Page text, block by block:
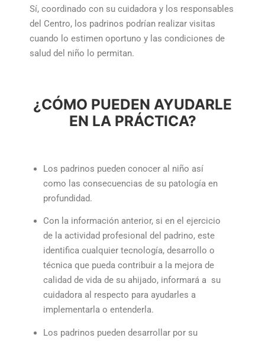
Sí, coordinado con su cuidadora y los responsables
del Centro, los padrinos podrían realizar visitas
cuando lo estimen oportuno y las condiciones de
salud del niño lo permitan.
¿CÓMO PUEDEN AYUDARLE
EN LA PRÁCTICA?
Los padrinos pueden conocer al niño así
como las consecuencias de su patología en
profundidad.
Con la información anterior, si en el ejercicio
de la actividad profesional del padrino, este
identifica cualquier tecnología, desarrollo o
técnica que pueda contribuir a la mejora de
calidad de vida de su ahijado, informará a su
cuidadora al respecto para ayudarles a
implementarla o entenderla.
Los padrinos pueden desarrollar por su